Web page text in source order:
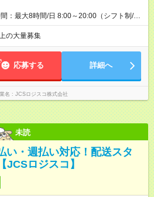
：最大8時間/日 8:00～20:00（シフト制/実
務（場所次第では週4も有り） ※配達状況に
務可能性有り ※案件により多少の前後あり
の大量募集
応募する 詳細へ
名 JCSロジスコ株式会社
未読
・週払い対応！配送スタ
JCSロジスコ】